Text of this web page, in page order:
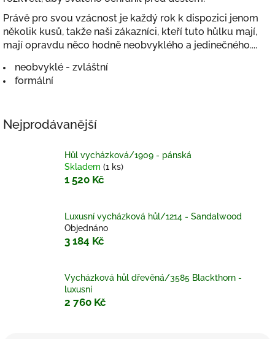
Právě pro svou vzácnost je každý rok k dispozici jenom
několik kusů, takže naši zákazníci, kteří tuto hůlku mají,
mají opravdu něco hodně neobvyklého a jedinečného....
neobvyklé - zvláštní
formální
Nejprodávanější
Hůl vycházková/1909 - pánská
Skladem (1 ks)
1 520 Kč
Luxusní vycházková hůl/1214 - Sandalwood
Objednáno
3 184 Kč
Vycházková hůl dřevěná/3585 Blackthorn -
luxusní
2 760 Kč